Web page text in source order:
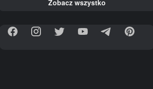
Zobacz wszystko